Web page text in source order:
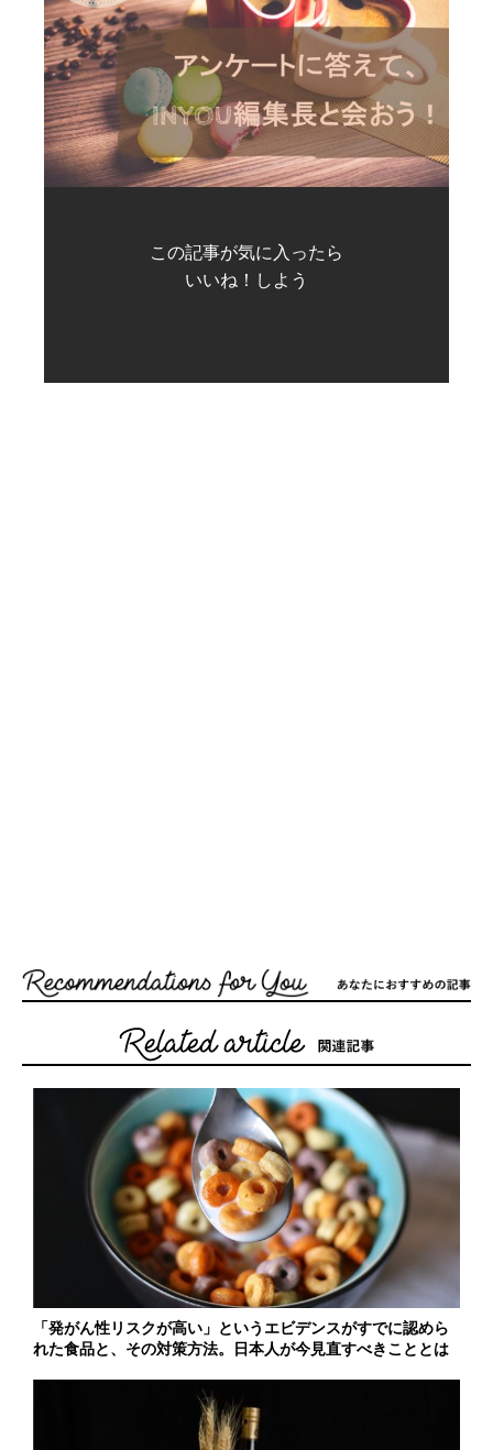
この記事が気に入ったら
いいね！しよう
「発がん性リスクが高い」というエビデンスがすでに認めら
れた食品と、その対策方法。日本人が今見直すべきこととは